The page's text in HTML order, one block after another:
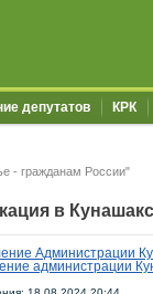
депутатов КРК
- гражданам России"
в
Администрации
администрации